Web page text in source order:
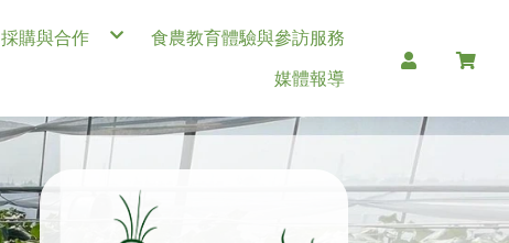
採購與合作
0921341626，line ID: p789426)
食農教育體驗與參訪服務
媒體報導